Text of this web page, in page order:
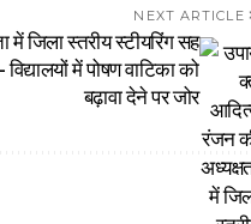
NEXT ARTICLE
जिला स्तरीय स्टीयरिंग सह
में पोषण वाटिका को
बढ़ावा देने पर जोर